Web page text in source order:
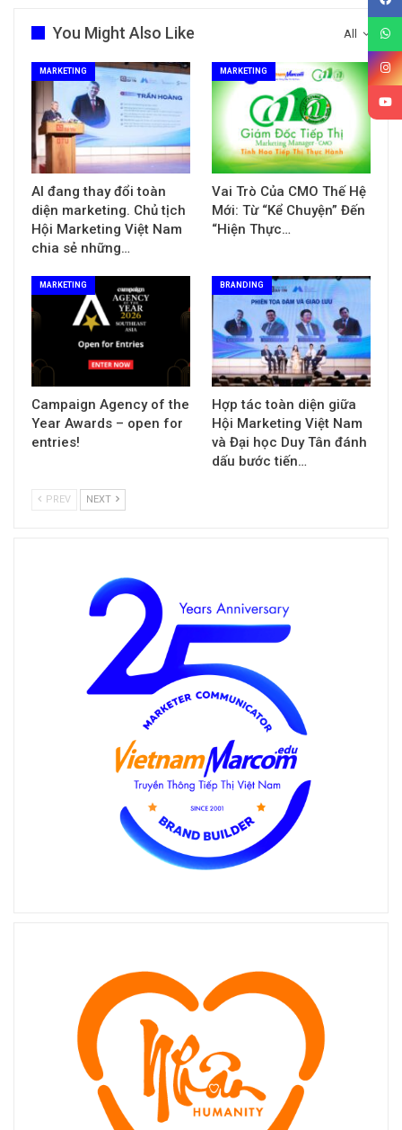
All
You Might Also Like
MARKETING
AI đang thay đổi toàn
diện marketing. Chủ tịch
Hội Marketing Việt Nam
chia sẻ những…
MARKETING
Vai Trò Của CMO Thế Hệ
Mới: Từ “Kể Chuyện” Đến
“Hiện Thực…
MARKETING
Campaign Agency of the
Year Awards – open for
entries!
BRANDING
Hợp tác toàn diện giữa
Hội Marketing Việt Nam
và Đại học Duy Tân đánh
dấu bước tiến…
PREV NEXT